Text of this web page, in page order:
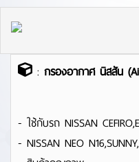
: กรองอากาศ นิสสัน
- ใช้กับรถ NISSAN
- NISSAN NEO